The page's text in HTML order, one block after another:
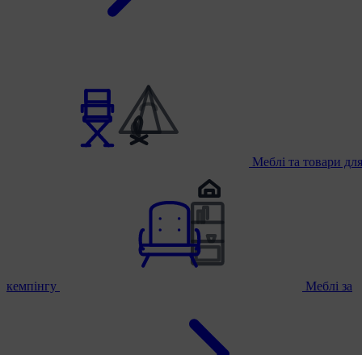
Меблі та товари для
кемпінгу Меблі за